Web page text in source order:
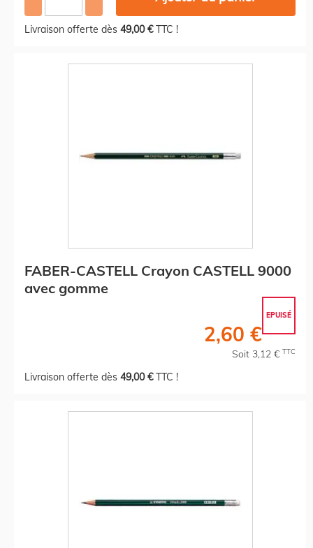
Livraison offerte dès 49,00 €TTC !
FABER-CASTELL Crayon CASTELL 9000
avec gomme
EPUISÉ
2,60 €
Soit 3,12 € TTC
Livraison offerte dès 49,00 €TTC !